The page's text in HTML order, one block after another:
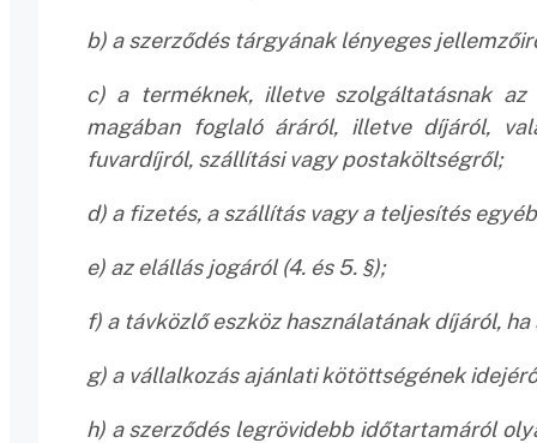
b) a szerződés tárgyának lényeges
c) a terméknek, illetve szolgáltatásnak
magában foglaló áráról, illetve díjáról,
fuvardíjról, szállítási vagy postaköltségről;
d) a fizetés, a szállítás vagy a teljesítés
e) az elállás jogáról (4. és 5. §);
f) a távközlő eszköz használatának díjáról,
g) a vállalkozás ajánlati kötöttségének
h) a szerződés legrövidebb időtartamáról